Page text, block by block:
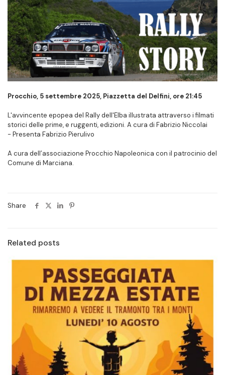
Procchio, 5 settembre 2025, Piazzetta del Delfini, ore 21:45
L'avvincente epopea del Rally dell'Elba illustrata attraverso i filmati
storici delle prime, e ruggenti, edizioni. A cura di Fabrizio Niccolai
- Presenta Fabrizio Pierulivo
A cura dell’associazione Procchio Napoleonica con il patrocinio del
Comune di Marciana.
Share
Related posts